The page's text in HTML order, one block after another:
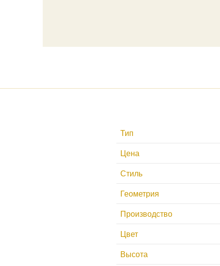
Тип
Цена
Стиль
Геометрия
Производство
Цвет
Высота